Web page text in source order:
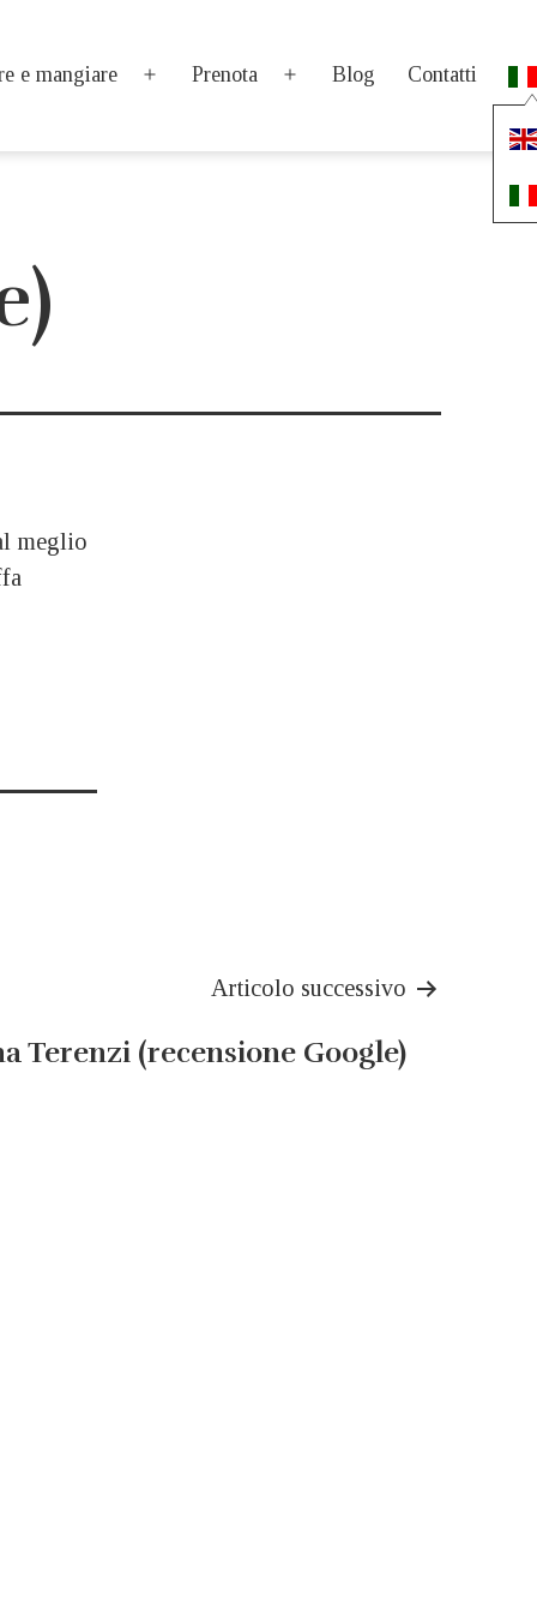
e mangiare
Apri
Prenota
Apri
Blog Contatti
meglio
Articolo successivo
Terenzi (recensione Google)